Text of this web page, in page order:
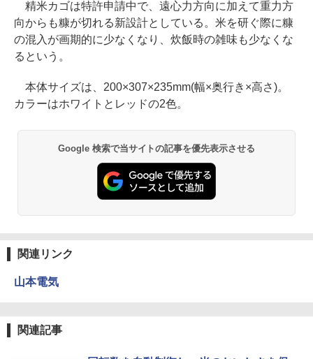
精米カゴは特許申請中で、遠心力方向に加えて重力方
向からも糠が切れる新設計としている。米を研ぐ際に糠
の混入が画期的に少なくなり、炊飯時の雑味も少なくな
るという。
本体サイズは、200×307×235mm(幅×奥行き×高さ)。
カラーはホワイトとレッドの2色。
Google 検索で当サイトの記事を優先表示させる
関連リンク
山本電気
関連記事